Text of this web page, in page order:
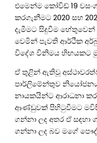
එමෙන්ම කෝවිඩ් 19
කරගැනීමට 2020 සහ
දැමීමට සිදුවීම
වෙමින් පැවති ආර්ථික
විදේශ විනිමය හිඟයකට
ඒ තුළින් ඇතිවූ
පාර්ලිමේන්තුව
නායකයින්ට ආරාධනා
ආණ්ඩුවක් පිහිටුවීමට
ගන්නා ලද අතර ඒ
ගන්නා ලද බව මගේ